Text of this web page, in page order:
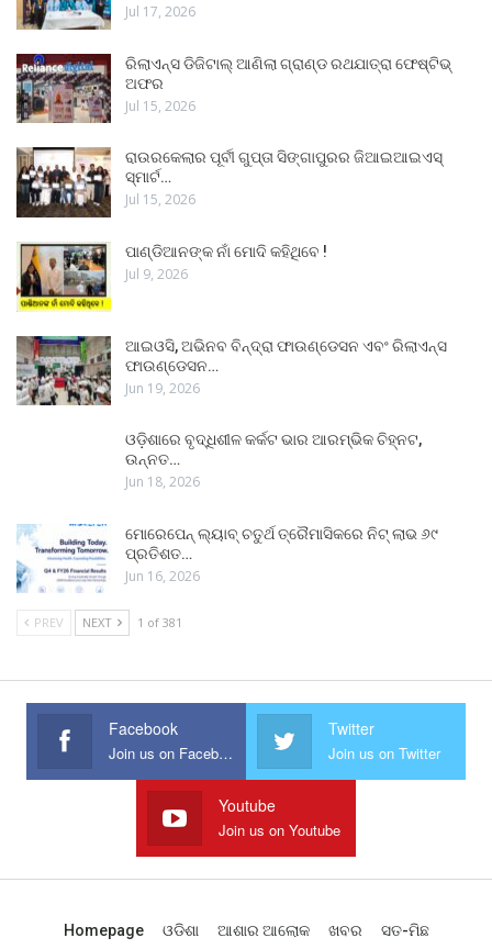
Jul 17, 2026
ରିଲାଏନ୍ସ ଡିଜିଟାଲ୍ ଆଣିଲା ଗ୍ରାଣ୍ଡ ରଥଯାତ୍ରା ଫେଷ୍ଟିଭ୍
ଅଫର
Jul 15, 2026
ରାଉରକେଲାର ପୂର୍ବୀ ଗୁପ୍ତା ସିଙ୍ଗାପୁରର ଜିଆଇଆଇଏସ୍
ସ୍ମାର୍ଟ…
Jul 15, 2026
ପାଣ୍ଡିଆନଙ୍କ ନାଁ ମୋଦି କହିଥିବେ !
Jul 9, 2026
ଆଇଓସି, ଅଭିନବ ବିନ୍ଦ୍ରା ଫାଉଣ୍ଡେସନ ଏବଂ ରିଲାଏନ୍ସ
ଫାଉଣ୍ଡେସନ…
Jun 19, 2026
ଓଡ଼ିଶାରେ ବୃଦ୍ଧିଶୀଳ କର୍କଟ ଭାର ଆରମ୍ଭିକ ଚିହ୍ନଟ,
ଉନ୍ନତ…
Jun 18, 2026
ମୋରେପେନ୍ ଲ୍ୟାବ୍ ଚତୁର୍ଥ ତ୍ରୈମାସିକରେ ନିଟ୍ ଲାଭ ୬୯
ପ୍ରତିଶତ…
Jun 16, 2026
PREV NEXT 1 of 381
Facebook
Join us on Facebook
Twitter
Join us on Twitter
Youtube
Join us on Youtube
Homepage ଓଡିଶା ଆଶାର ଆଲୋକ ଖବର ସତ-ମିଛ